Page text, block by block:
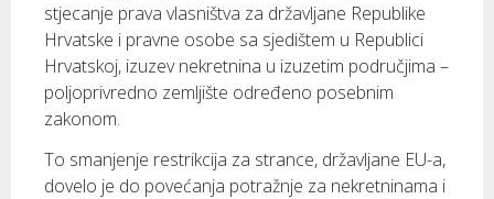
stjecanje prava vlasništva za državljane Republike
Hrvatske i pravne osobe sa sjedištem u Republici
Hrvatskoj, izuzev nekretnina u izuzetim područjima –
poljoprivredno zemljište određeno posebnim
zakonom.
To smanjenje restrikcija za strance, državljane EU-a,
dovelo je do povećanja potražnje za nekretninama i